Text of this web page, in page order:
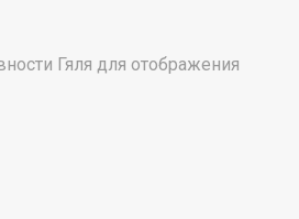
Гяля для отображения